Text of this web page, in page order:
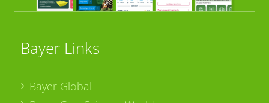
Bayer Links
Bayer Global